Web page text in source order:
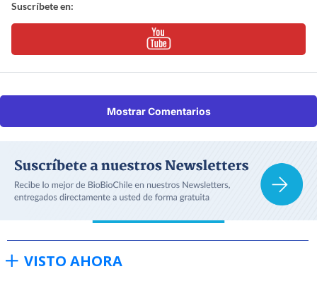
Suscríbete en:
Mostrar Comentarios
VISTO AHORA